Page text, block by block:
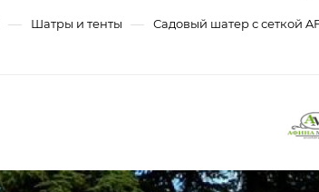
— Шатры и тенты — Садовый шатер с сеткой